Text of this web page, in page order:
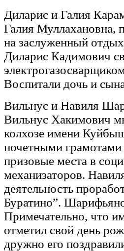
Диларис и Галия
Галия Муллахановна,
на заслуженный
Диларис Кадимович
Воспитали дочь и
Вильнус и Навиля
Вильнус Хакимович
колхозе имени
почетными
призовые места в
механизаторов.
деятельность
Буратино”.
Примечательно, что
отметил свой день
дружно его